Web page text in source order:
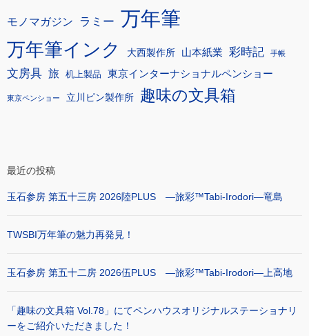
モノマガジン ラミー 万年筆
万年筆インク 大西製作所 山本紙業 彩時記 手帳
文房具 旅 机上製品 東京インターナショナルペンショー
東京ペンショー 立川ピン製作所 趣味の文具箱
最近の投稿
玉石参房 第五十三房 2026陸PLUS ―旅彩™Tabi-Irodori―竜島
TWSBI万年筆の魅力再発見！
玉石参房 第五十二房 2026伍PLUS ―旅彩™Tabi-Irodori―上高地
「趣味の文具箱 Vol.78」にてペンハウスオリジナルステーショナリ
ーをご紹介いただきました！